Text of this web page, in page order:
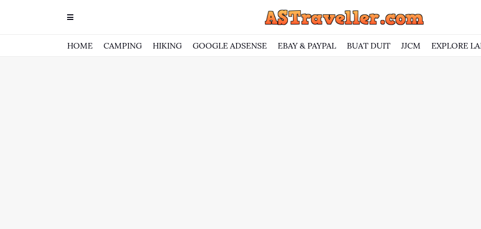
HOME CAMPING HIKING GOOGLE ADSENSE EBAY & PAYPAL BUAT DUIT JJCM EXPLORE